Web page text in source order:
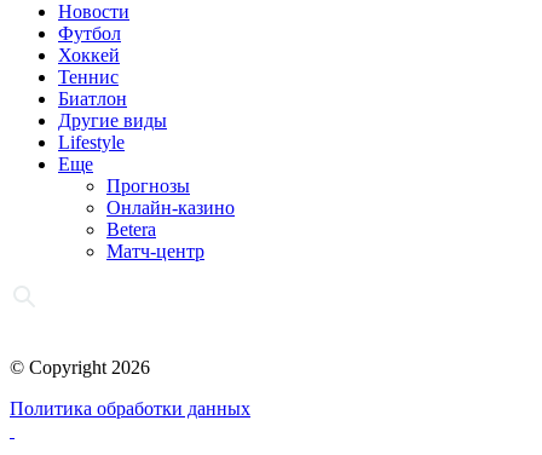
Новости
Футбол
Хоккей
Теннис
Биатлон
Другие виды
Lifestyle
Еще
Прогнозы
Онлайн-казино
Betera
Матч-центр
© Copyright 2026
Политика обработки данных